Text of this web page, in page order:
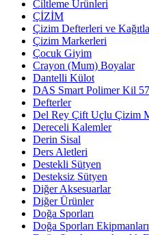
Ciltleme Ürünleri
ÇİZİM
Çizim Defterleri ve
Çizim Markerleri
Çocuk Giyim
Crayon (Mum) Boyalar
Dantelli Külot
DAS Smart Polimer Kil
Defterler
Del Rey Çift Uçlu Çizim
Dereceli Kalemler
Derin Sisal
Ders Aletleri
Destekli Sütyen
Desteksiz Sütyen
Diğer Aksesuarlar
Diğer Ürünler
Doğa Sporları
Doğa Sporları Ekipmanları